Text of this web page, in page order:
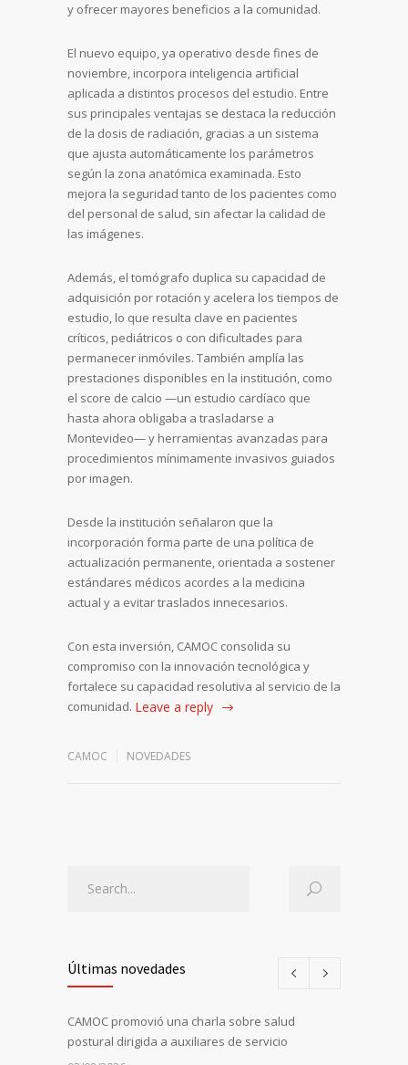
y ofrecer mayores beneficios a la comunidad.
El nuevo equipo, ya operativo desde fines de
noviembre, incorpora inteligencia artificial
aplicada a distintos procesos del estudio. Entre
sus principales ventajas se destaca la reducción
de la dosis de radiación, gracias a un sistema
que ajusta automáticamente los parámetros
según la zona anatómica examinada. Esto
mejora la seguridad tanto de los pacientes como
del personal de salud, sin afectar la calidad de
las imágenes.
Además, el tomógrafo duplica su capacidad de
adquisición por rotación y acelera los tiempos de
estudio, lo que resulta clave en pacientes
críticos, pediátricos o con dificultades para
permanecer inmóviles. También amplía las
prestaciones disponibles en la institución, como
el score de calcio —un estudio cardíaco que
hasta ahora obligaba a trasladarse a
Montevideo— y herramientas avanzadas para
procedimientos mínimamente invasivos guiados
por imagen.
Desde la institución señalaron que la
incorporación forma parte de una política de
actualización permanente, orientada a sostener
estándares médicos acordes a la medicina
actual y a evitar traslados innecesarios.
Con esta inversión, CAMOC consolida su
compromiso con la innovación tecnológica y
fortalece su capacidad resolutiva al servicio de la
comunidad. Leave a reply
CAMOC NOVEDADES
Últimas novedades
CAMOC promovió una charla sobre salud
postural dirigida a auxiliares de servicio